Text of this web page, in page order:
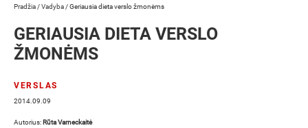
Pradžia /Vadyba /Geriausia dieta verslo žmonėms
GERIAUSIA DIETA VERSLO
ŽMONĖMS
VERSLAS
2014.09.09
Autorius: Rūta Varneckaitė